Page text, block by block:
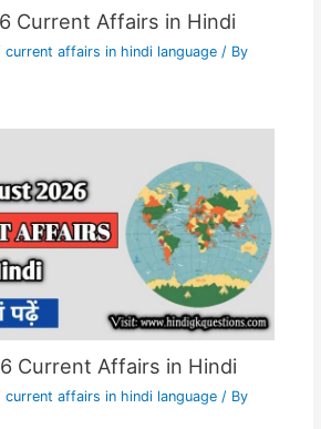
Current Affairs in Hindi
current affairs in hindi language/ By
Current Affairs in Hindi
current affairs in hindi language/ By